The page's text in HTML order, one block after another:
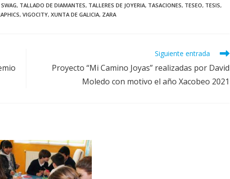
SWAG, TALLADO DE DIAMANTES, TALLERES DE JOYERIA, TASACIONES, TESEO, TESIS,
, VIGOCITY, XUNTA DE GALICIA, ZARA
Siguiente entrada
Proyecto “Mi Camino Joyas” realizadas por David
Moledo con motivo el año Xacobeo 2021